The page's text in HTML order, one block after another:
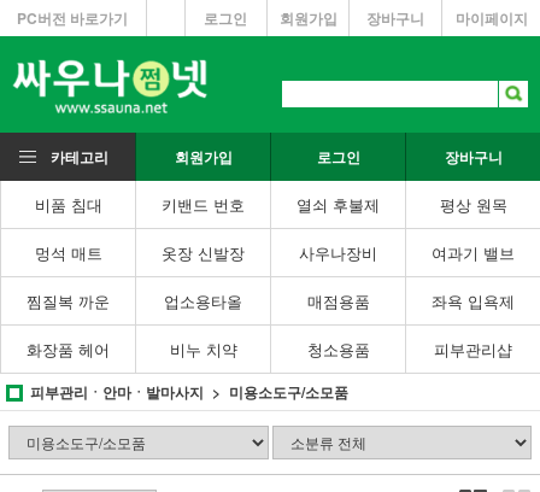
PC버전 바로가기 마이페이지
장바구니
회원가입
로그인
카테고리 회원가입 로그인 장바구니
비품 침대 키밴드 번호 열쇠 후불제 평상 원목
멍석 매트 옷장 신발장 사우나장비 여과기 밸브
찜질복 까운 업소용타올 매점용품 좌욕 입욕제
화장품 헤어 비누 치약 청소용품 피부관리샵
피부관리ㆍ안마ㆍ발마사지 미용소도구/소모품